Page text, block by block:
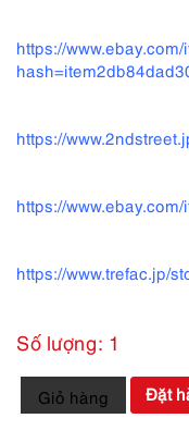
https://
https://
https://
https://www.trefac.jp/
Số lượng: 1
9971-
Áo
Giỏ hàng Đặt